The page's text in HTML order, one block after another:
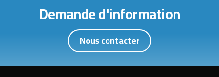
Demande d'information
Nous contacter